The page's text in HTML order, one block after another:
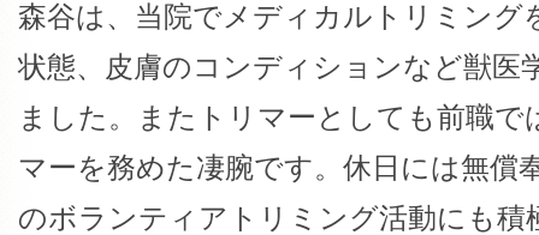
森谷は、当院でメディカルトリミング
状態、皮膚のコンディションなど獣医
ました。またトリマーとしても前職
マーを務めた凄腕です。休日には無償
のボランティアトリミング活動にも積